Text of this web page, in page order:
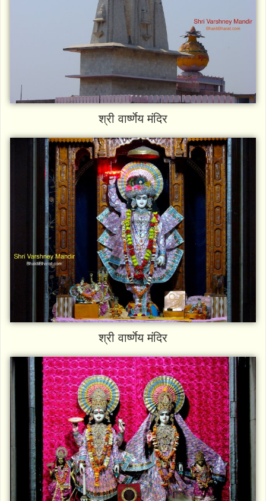
श्री वार्ष्णेय मंदिर
श्री वार्ष्णेय मंदिर